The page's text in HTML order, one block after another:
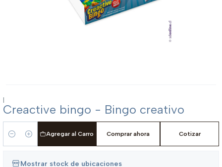
|
Creactive bingo - Bingo creativo
Cantidad
Agregar al Carro Comprar ahora Cotizar
Mostrar stock de ubicaciones